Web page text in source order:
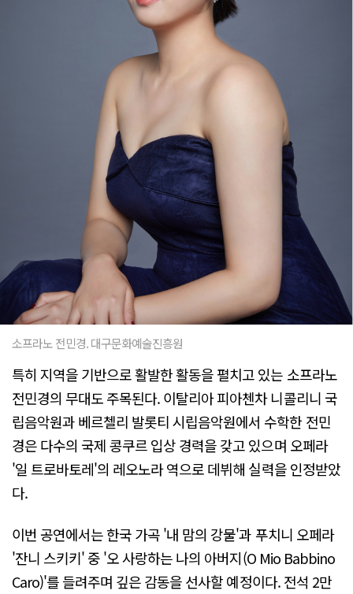
소프라노 전민경. 대구문화예술진흥원
특히 지역을 기반으로 활발한 활동을 펼치고 있는 소프라노
전민경의 무대도 주목된다. 이탈리아 피아첸차 니콜리니 국
립음악원과 베르첼리 발롯티 시립음악원에서 수학한 전민
경은 다수의 국제 콩쿠르 입상 경력을 갖고 있으며 오페라
'일 트로바토레'의 레오노라 역으로 데뷔해 실력을 인정받았
다.
이번 공연에서는 한국 가곡 '내 맘의 강물'과 푸치니 오페라
'잔니 스키키' 중 '오 사랑하는 나의 아버지(O Mio Babbino
Caro)'를 들려주며 깊은 감동을 선사할 예정이다. 전석 2만